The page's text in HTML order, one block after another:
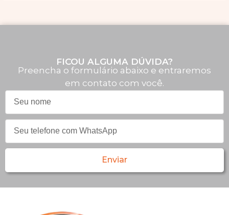
FICOU ALGUMA DÚVIDA?
Preencha o formulário abaixo e entraremos
em contato com você.
Enviar